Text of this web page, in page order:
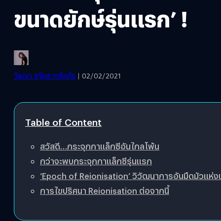
ขนาดยักษ์รุ่นแรก’ !
วัฒนา ขจัดสารพัดภัย | 02/02/2021
Table of Content
สวัสดี…กระจุกกาแล็กซีอันไกลโพ้น
กว่าจะพบกระจุกกาแล็กซีรุ่นแรก
‘Epoch of Reionisation’ วิวัฒนาการอันมืดมัวแห่
การไขปริศนา Reionisation ต่อจากนี้